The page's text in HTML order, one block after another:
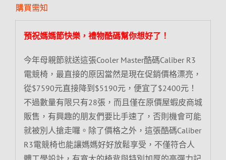
購買需知
預祝媽媽節快樂，禮物酷碼幫你想好了！
今年母親節就送這張Cooler Master酷碼Caliber R3
電競椅，最直接的原因當然是現在促銷價格漂亮，
從$7590元直接降到$5190元，便宜了$2400元！
不過數量有限只有28張，而且僅在原價屋蝦皮商城
販售，有興趣的朋友們要比手速了，否則機會可能
就被別人搶走囉。除了價格之外，這張酷碼Caliber
R3電競椅也能讓媽媽好好放鬆享受，不僅符合人